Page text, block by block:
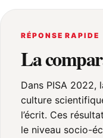
RÉPONSE RAPIDE
La
Dans PISA 2022,
culture
l’écrit. Ces
le niveau socio-